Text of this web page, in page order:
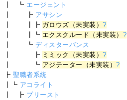
┃ ┗ エージェント
┃ ┣ アサシン
┃ ┃┣ ガロウズ（未実装）?
┃ ┃┗ エクスクルード（未実装） ?
┃ ┗ディスターバンス
┃ ┣ ミミック（未実装）?
┃ ┗ アジテーター（未実装）?
┣聖職者系統
┃┗ アコライト
┃ ┣ プリースト